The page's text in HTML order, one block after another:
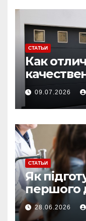
СТАТЬИ
Как
ворота
09.07.2026
СТАТЬИ
Як
першого
простий
28.06.2026